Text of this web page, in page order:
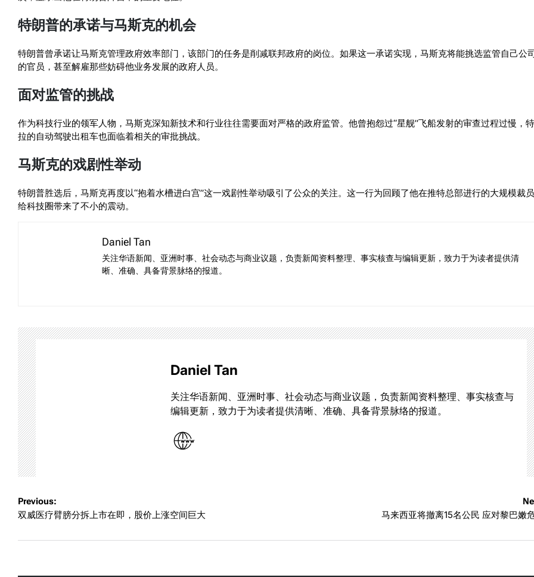
特朗普的承诺与马斯克的机会
特朗普曾承诺让马斯克管理政府效率部门，该部门的任务是削减联邦政府的岗位。如果这一承诺实现，马斯克将能挑选监管自己公
的官员，甚至解雇那些妨碍他业务发展的政府人员。
面对监管的挑战
作为科技行业的领军人物，马斯克深知新技术和行业往往需要面对严格的政府监管。他曾抱怨过“星舰”飞船发射的审查过程过慢，
拉的自动驾驶出租车也面临着相关的审批挑战。
马斯克的戏剧性举动
特朗普胜选后，马斯克再度以“抱着水槽进白宫”这一戏剧性举动吸引了公众的关注。这一行为回顾了他在推特总部进行的大规模裁
给科技圈带来了不小的震动。
Daniel Tan
关注华语新闻、亚洲时事、社会动态与商业议题，负责新闻资料整理、事实核查与编辑更新，致力于为读者提供清
晰、准确、具备背景脉络的报道。
Daniel Tan
关注华语新闻、亚洲时事、社会动态与商业议题，负责新闻资料整理、事实核查与
编辑更新，致力于为读者提供清晰、准确、具备背景脉络的报道。
Post
navigation
Previous:
双威医疗臂膀分拆上市在即，股价上涨空间巨大 马来西亚将撤离15名公民 应对黎巴嫩